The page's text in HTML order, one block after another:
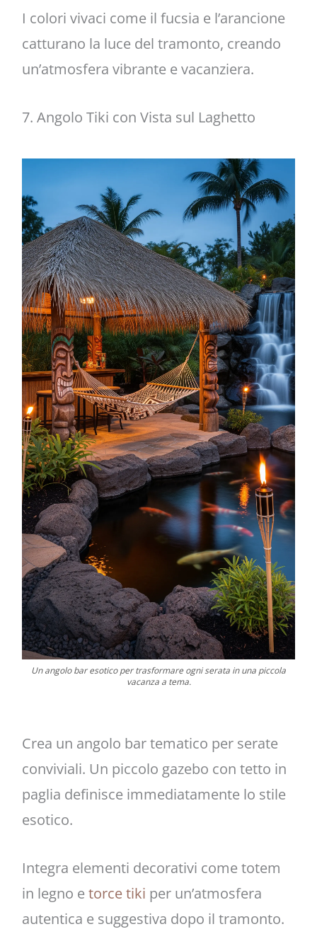
I colori vivaci come il fucsia e l’arancione
catturano la luce del tramonto, creando
un’atmosfera vibrante e vacanziera.
7. Angolo Tiki con Vista sul Laghetto
Un angolo bar esotico per trasformare ogni serata in una piccola
vacanza a tema.
Crea un angolo bar tematico per serate
conviviali. Un piccolo gazebo con tetto in
paglia definisce immediatamente lo stile
esotico.
Integra elementi decorativi come totem
in legno etorce tiki per un’atmosfera
autentica e suggestiva dopo il tramonto.